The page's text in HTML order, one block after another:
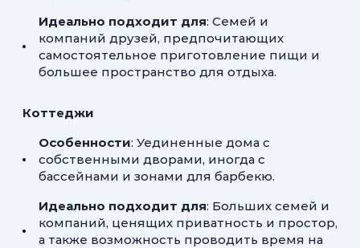
Идеально подходит для: Семей и
компаний друзей, предпочитающих
самостоятельное приготовление пищи и
большее пространство для отдыха.
Коттеджи
Особенности: Уединенные дома с
собственными дворами, иногда с
бассейнами и зонами для барбекю.
Идеально подходит для: Больших семей и
компаний, ценящих приватность и простор,
а также возможность проводить время на